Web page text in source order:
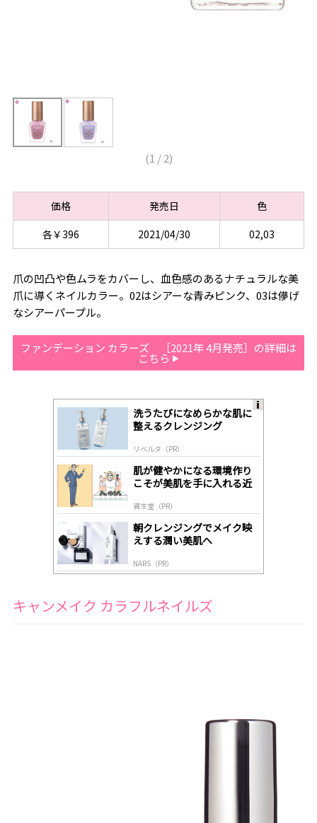
(1 /2)
価格 発売日
色
各￥396
2021/04/30 02,03
爪の凹凸や色ムラをカバーし、血色感のあるナチュラルな美
爪に導くネイルカラー。02はシアーな青みピンク、03は儚げ
なシアーパープル。
ファンデーション カラーズ ［2021年 4月発売］の詳細は
こちら
洗うたびになめらかな肌に
整えるクレンジング
リベルタ（PR）
肌が健やかになる環境作り
こそが美肌を手に入れる近
資生堂（PR）
朝クレンジングでメイク映
えする潤い美肌へ
NARS（PR）
キャンメイク カラフルネイルズ